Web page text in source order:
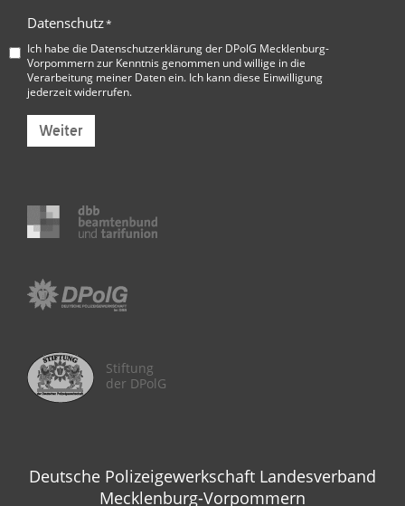
Datenschutz*
Ich habe die Datenschutzerklärung der DPolG Mecklenburg-
Vorpommernzur Kenntnis genommen und willige in die
Verarbeitung meiner Daten ein. Ich kann diese Einwilligung
jederzeit widerrufen.
Weiter
Stiftung
der DPolG
Deutsche Polizeigewerkschaft Landesverband
Mecklenburg-Vorpommern